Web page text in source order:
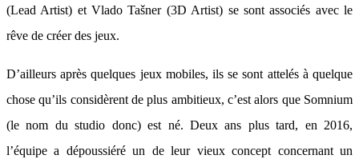
(Lead Artist) et Vlado Tašner (3D Artist) se sont associés avec le
rêve de créer des jeux.
D’ailleurs après quelques jeux mobiles, ils se sont attelés à quelque
chose qu’ils considèrent de plus ambitieux, c’est alors que Somnium
(le nom du studio donc) est né. Deux ans plus tard, en 2016,
l’équipe a dépoussiéré un de leur vieux concept concernant un